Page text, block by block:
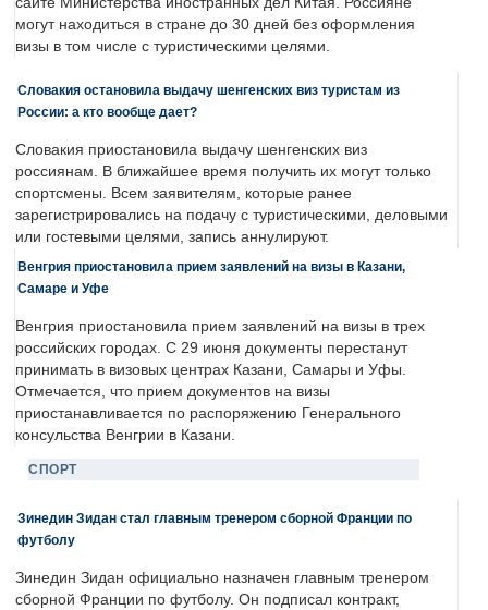
могут находиться в стране до 30 дней без оформления
визы в том числе с туристическими целями.
Словакия остановила выдачу шенгенских виз туристам из
России: а кто вообще дает?
Словакия приостановила выдачу шенгенских виз
россиянам. В ближайшее время получить их могут только
спортсмены. Всем заявителям, которые ранее
зарегистрировались на подачу с туристическими, деловыми
или гостевыми целями, запись аннулируют.
Венгрия приостановила прием заявлений на визы в Казани,
Самаре и Уфе
Венгрия приостановила прием заявлений на визы в трех
российских городах. С 29 июня документы перестанут
принимать в визовых центрах Казани, Самары и Уфы.
Отмечается, что прием документов на визы
приостанавливается по распоряжению Генерального
консульства Венгрии в Казани.
СПОРТ
Зинедин Зидан стал главным тренером сборной Франции по
футболу
Зинедин Зидан официально назначен главным тренером
сборной Франции по футболу. Он подписал контракт,